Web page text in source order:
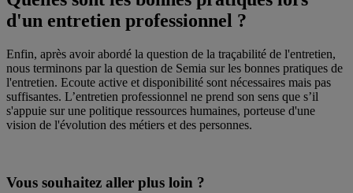
d'un entretien professionnel ?
Enfin, après avoir abordé la question de la traçabilité de l'entretien,
nous terminons par la question de Semia sur les bonnes pratiques de
l'entretien. Ecoute active et disponibilité sont nécessaires mais pas
suffisantes. L’entretien professionnel ne prend son sens que s’il
s'appuie sur une politique ressources humaines, porteuse d'une
vision de l'évolution des métiers et des personnes.
Vous souhaitez aller plus loin ?